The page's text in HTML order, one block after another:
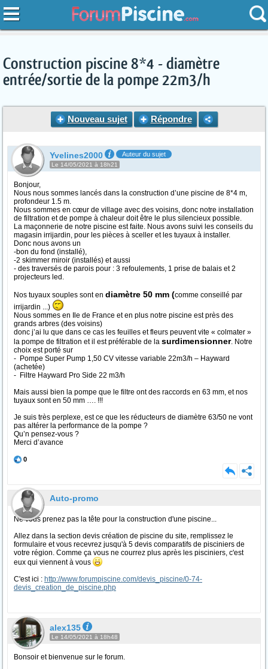
Construction piscine 8*4 - diamètre
entrée/sortie de la pompe 22m3/h
Nouveau sujet Répondre
Yvelines2000 Auteur du sujet
Le 14/05/2021 à 18h21
Bonjour,
Nous nous sommes lancés dans la construction d’une piscine de 8*4 m,
profondeur 1.5 m.
Nous sommes en cœur de village avec des voisins, donc notre installation
de filtration et de pompe à chaleur doit être le plus silencieux possible.
La maçonnerie de notre piscine est faite. Nous avons suivi les conseils du
magasin irrijardin, pour les pièces à sceller et les tuyaux à installer.
Donc nous avons un
-bon du fond (installé),
-2 skimmer miroir (installés) et aussi
- des traversés de parois pour : 3 refoulements, 1 prise de balais et 2
projecteurs led.
Nos tuyaux souples sont en diamètre 50 mm (comme conseillé par
irrijardin ...)
Nous sommes en Ile de France et en plus notre piscine est près des
grands arbres (des voisins)
donc j’ai lu que dans ce cas les feuilles et fleurs peuvent vite « colmater »
la pompe de filtration et il est préférable de la surdimensionner. Notre
choix est porté sur
- Pompe Super Pump 1,50 CV vitesse variable 22m3/h – Hayward
(achetée)
- Filtre Hayward Pro Side 22 m3/h
Mais aussi bien la pompe que le filtre ont des raccords en 63 mm, et nos
tuyaux sont en 50 mm …. !!!
Je suis très perplexe, est ce que les réducteurs de diamètre 63/50 ne vont
pas altérer la performance de la pompe ?
Qu’n pensez-vous ?
Merci d’avance
0
Auto-promo
Ne vous prenez pas la tête pour la construction d'une piscine...
Allez dans la section devis création de piscine du site, remplissez le
formulaire et vous recevrez jusqu'à 5 devis comparatifs de pisciniers de
votre région. Comme ça vous ne courrez plus après les pisciniers, c'est
eux qui viennent à vous
C'est ici : http://www.forumpiscine.com/devis_piscine/0-74-
devis_creation_de_piscine.php
alex135
Le 14/05/2021 à 18h48
Bonsoir et bienvenue sur le forum.